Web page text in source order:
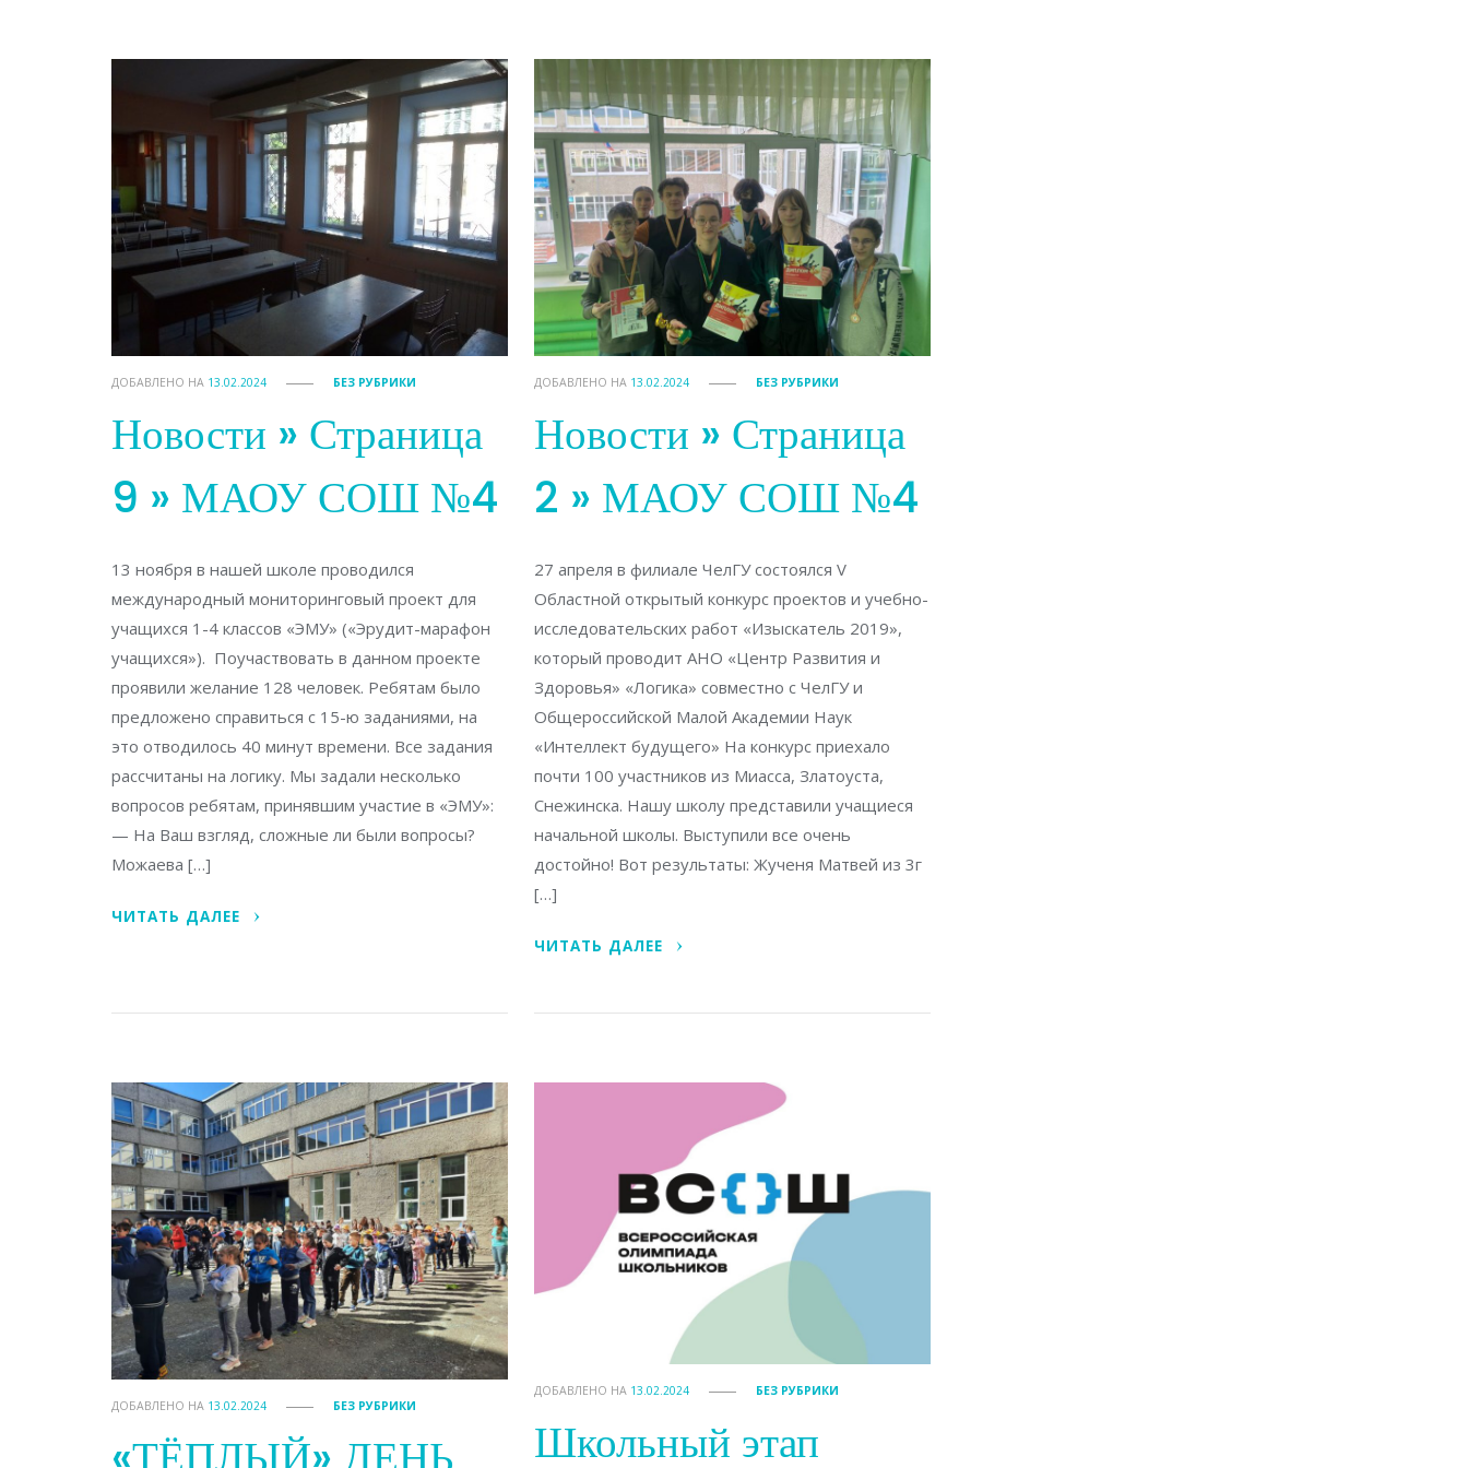
ДОБАВЛЕНО НА 13.02.2024 БЕЗ РУБРИКИ
Новости » Страница
9 » МАОУ СОШ №4
13 ноября в нашей школе проводился
международный мониторинговый проект для
учащихся 1-4 классов «ЭМУ» («Эрудит-марафон
учащихся»). Поучаствовать в данном проекте
проявили желание 128 человек. Ребятам было
предложено справиться с 15-ю заданиями, на
это отводилось 40 минут времени. Все задания
рассчитаны на логику. Мы задали несколько
вопросов ребятам, принявшим участие в «ЭМУ»:
— На Ваш взгляд, сложные ли были вопросы?
Можаева […]
ЧИТАТЬ ДАЛЕЕ
ДОБАВЛЕНО НА 13.02.2024 БЕЗ РУБРИКИ
Новости » Страница
2 » МАОУ СОШ №4
27 апреля в филиале ЧелГУ состоялся V
Областной открытый конкурс проектов и учебно-
исследовательских работ «Изыскатель 2019»,
который проводит АНО «Центр Развития и
Здоровья» «Логика» совместно с ЧелГУ и
Общероссийской Малой Академии Наук
«Интеллект будущего» На конкурс приехало
почти 100 участников из Миасса, Златоуста,
Снежинска. Нашу школу представили учащиеся
начальной школы. Выступили все очень
достойно! Вот результаты: Жученя Матвей из 3г
[…]
ЧИТАТЬ ДАЛЕЕ
ДОБАВЛЕНО НА 13.02.2024 БЕЗ РУБРИКИ
ДОБАВЛЕНО НА 13.02.2024 БЕЗ РУБРИКИ
Школьный этап